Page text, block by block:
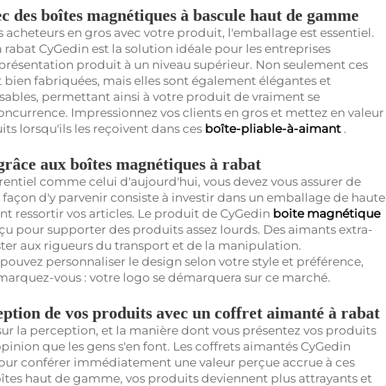
des boîtes magnétiques à bascule haut de gamme
acheteurs en gros avec votre produit, l'emballage est essentiel.
CyGedin est la solution idéale pour les entreprises
produit à un niveau supérieur. Non seulement ces
fabriquées, mais elles sont également élégantes et
permettant ainsi à votre produit de vraiment se
Impressionnez vos clients en gros et mettez en valeur
lorsqu'ils les reçoivent dans ces boîte-pliable-à-aimant .
aux boîtes magnétiques à rabat
comme celui d'aujourd'hui, vous devez vous assurer de
d'y parvenir consiste à investir dans un emballage de haute
ressortir vos articles. Le produit de CyGedin boite magnétique
pour supporter des produits assez lourds. Des aimants extra-
aux rigueurs du transport et de la manipulation.
personnaliser le design selon votre style et préférence,
vous : votre logo se démarquera sur ce marché.
de vos produits avec un coffret aimanté à rabat
la perception, et la manière dont vous présentez vos produits
que les gens s'en font. Les coffrets aimantés CyGedin
conférer immédiatement une valeur perçue accrue à ces
haut de gamme, vos produits deviennent plus attrayants et